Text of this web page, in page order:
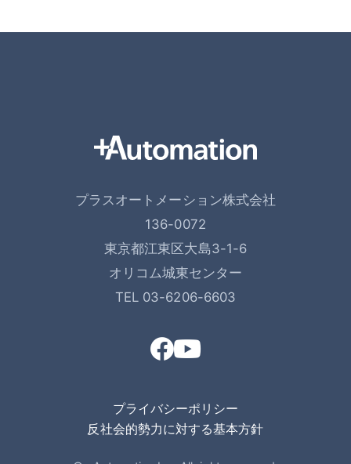
プラスオートメーション株式会社
136-0072
東京都江東区大島3-1-6
オリコム城東センター
TEL 03-6206-6603
プライバシーポリシー
反社会的勢力に対する基本方針